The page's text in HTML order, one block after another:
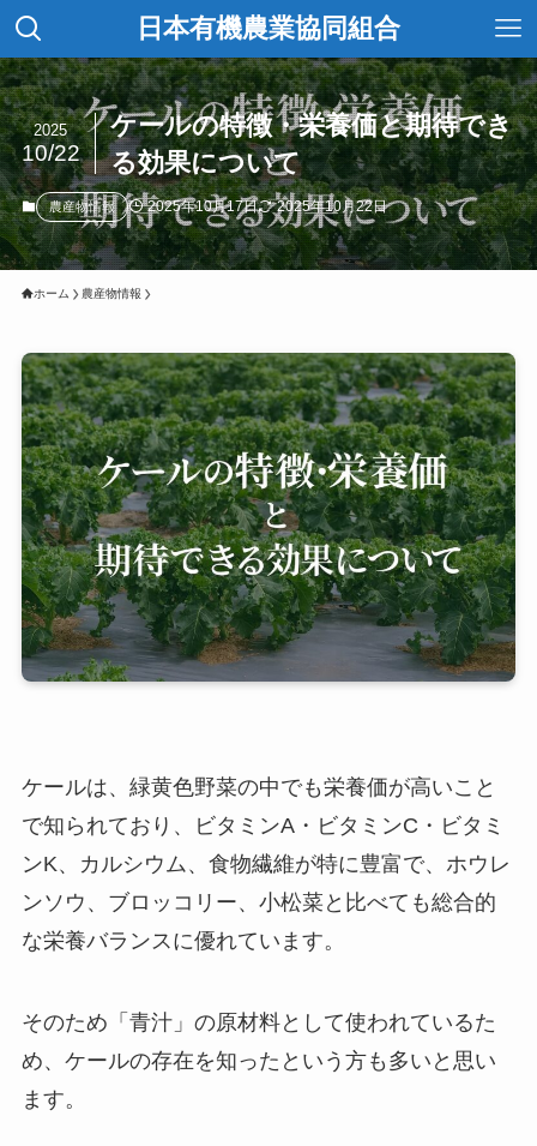
日本有機農業協同組合
ケールの特徴・栄養価と期待でき
る効果について
2025
10/22
農産物情報 2025年10月17日 2025年10月22日
ホーム 農産物情報
ケールは、緑黄色野菜の中でも栄養価が高いこと
で知られており、ビタミンA・ビタミンC・ビタミ
ンK、カルシウム、食物繊維が特に豊富で、ホウレ
ンソウ、ブロッコリー、小松菜と比べても総合的
な栄養バランスに優れています。
そのため「青汁」の原材料として使われているた
め、ケールの存在を知ったという方も多いと思い
ます。